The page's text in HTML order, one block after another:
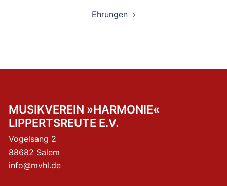
Ehrungen
MUSIKVEREIN »HARMONIE«
LIPPERTSREUTE E.V.
Vogelsang 2
88682 Salem
info@mvhl.de